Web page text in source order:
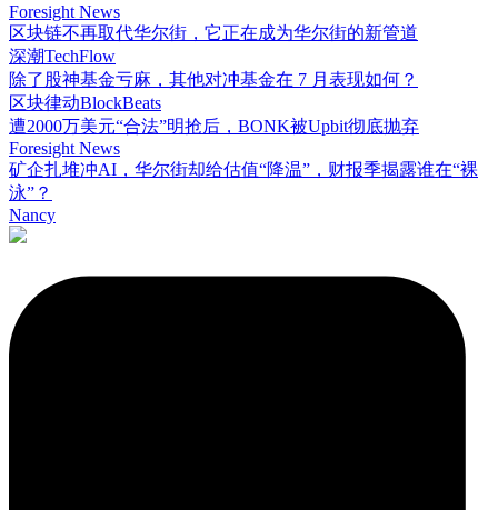
Foresight News
区块链不再取代华尔街，它正在成为华尔街的新管道
深潮TechFlow
除了股神基金亏麻，其他对冲基金在 7 月表现如何？
区块律动BlockBeats
遭2000万美元“合法”明抢后，BONK被Upbit彻底抛弃
Foresight News
矿企扎堆冲AI，华尔街却给估值“降温”，财报季揭露谁在“裸
泳”？
Nancy